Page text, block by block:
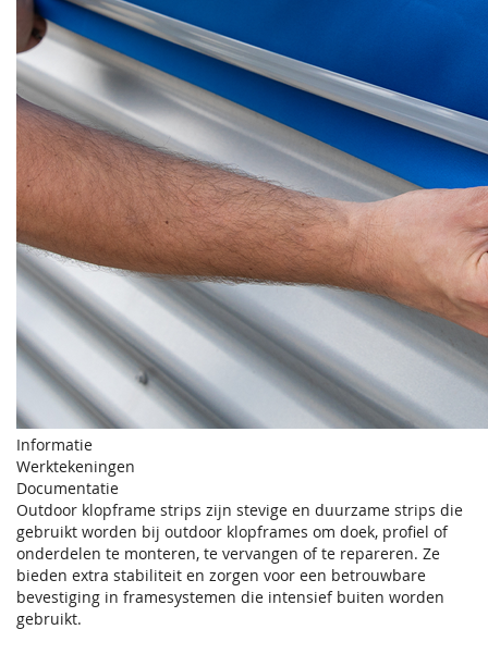
Informatie
Werktekeningen
Documentatie
Outdoor klopframe strips zijn stevige en duurzame strips die
gebruikt worden bij outdoor klopframes om doek, profiel of
onderdelen te monteren, te vervangen of te repareren. Ze
bieden extra stabiliteit en zorgen voor een betrouwbare
bevestiging in framesystemen die intensief buiten worden
gebruikt.